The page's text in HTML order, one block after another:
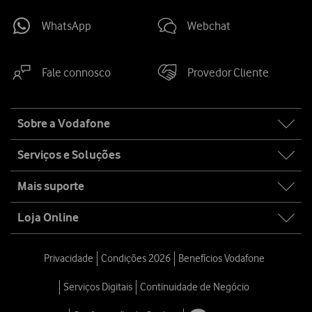
WhatsApp Webchat
Fale connosco Provedor Cliente
map
Sobre a Vodafone
Serviços e Soluções
Mais suporte
Loja Online
Privacidade Condições 2026 Benefícios Vodafone
Serviços Digitais Continuidade de Negócio